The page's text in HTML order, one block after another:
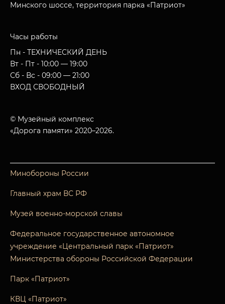
Минского шоссе, территория парка «Патриот»
Часы работы
Пн - ТЕХНИЧЕСКИЙ ДЕНЬ
Вт - Пт - 10:00 — 19:00
Сб - Вс - 09:00 — 21:00
ВХОД СВОБОДНЫЙ
© Музейный комплекс
«Дорога памяти» 2020–2026.
Минобороны России
Главный храм ВС РФ
Музей военно-морской славы
Федеральное государственное автономное
учреждение «Центральный парк «Патриот»
Министерства обороны Российской Федерации
Парк «Патриот»
КВЦ «Патриот»